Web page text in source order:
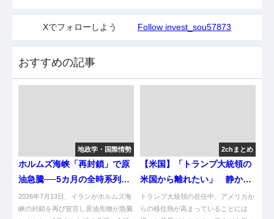
Xでフォローしよう Follow invest_sou57873
おすすめの記事
地政学・国際情勢
ホルムズ海峡「再封鎖」で原
油急騰──5カ月の全時系列と
今後の3シナリオを図解で整
理【地政学リスクウォッチ】
2026年7月13日、イランがホルムズ海
峡の封鎖を再び宣言し原油先物が急騰
2chまとめ
【米国】「トランプ大統領の
米国から離れたい」 静かに
高まる移住熱 日本は人気3
位 [ごまカンパチ★]
トランプ大統領の在任中、アメリカか
らの移住熱が高まっていることには